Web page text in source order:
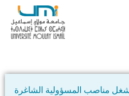
لشغل مناصب المسؤولية الشاغرة